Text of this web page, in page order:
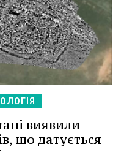
виявили
що датується